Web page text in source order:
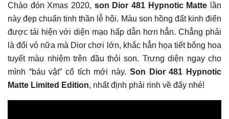
Chào đón Xmas 2020, son Dior 481 Hypnotic Matte lần
này đẹp chuẩn tinh thần lễ hội. Màu son hồng đất kinh điển
được tái hiện với diện mạo hấp dẫn hơn hẳn. Chẳng phải
là đổi vỏ nữa mà Dior chơi lớn, khắc hẳn họa tiết bông hoa
tuyết màu nhiệm trên đầu thỏi son. Trưng diện ngay cho
mình “báu vật” cổ tích mới này. Son Dior 481 Hypnotic
Matte Limited Edition, nhất định phải rinh về đấy nhé!